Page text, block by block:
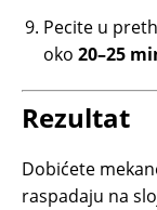
Pecite u
oko 20–25
Rezultat
Dobićete
raspadaju na